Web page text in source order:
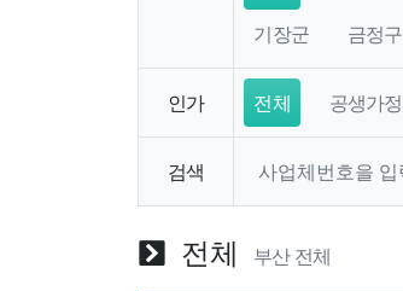
기장군
금정구
인가 전체 공생가정
검색
전체 부산 전체